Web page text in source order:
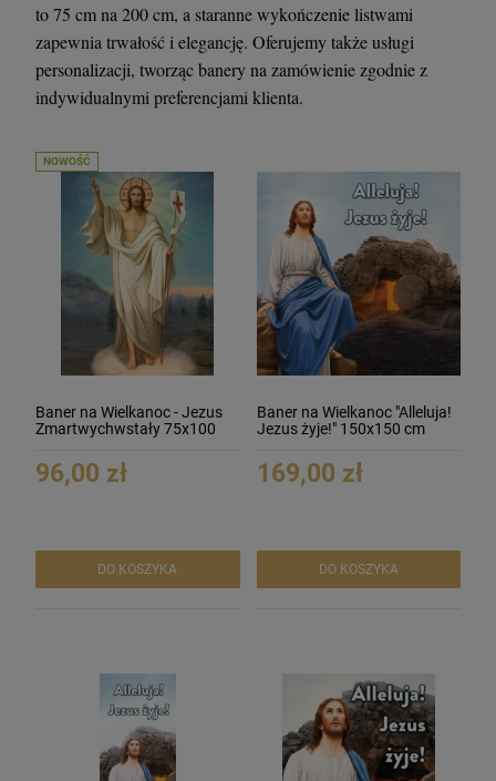
to 75 cm na 200 cm, a staranne wykończenie listwami
zapewnia trwałość i elegancję. Oferujemy także usługi
personalizacji, tworząc banery na zamówienie zgodnie z
indywidualnymi preferencjami klienta.
Baner na Wielkanoc - Jezus
Zmartwychwstały 75x100
96,00 zł
DO KOSZYKA
NOWOŚĆ
Baner na Wielkanoc "Alleluja!
Jezus żyje!" 150x150 cm
169,00 zł
DO KOSZYKA